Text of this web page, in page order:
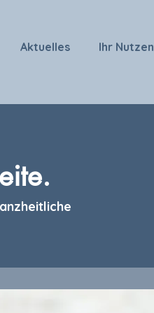
Aktuelles Ihr Nutzen